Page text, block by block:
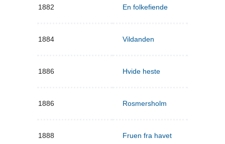
1882 En folkefiende
1884 Vildanden
1886 Hvide heste
1886 Rosmersholm
1888 Fruen fra havet